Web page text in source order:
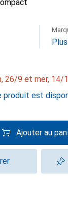
26/9 et mer, 14/
produit est
Ajouter au